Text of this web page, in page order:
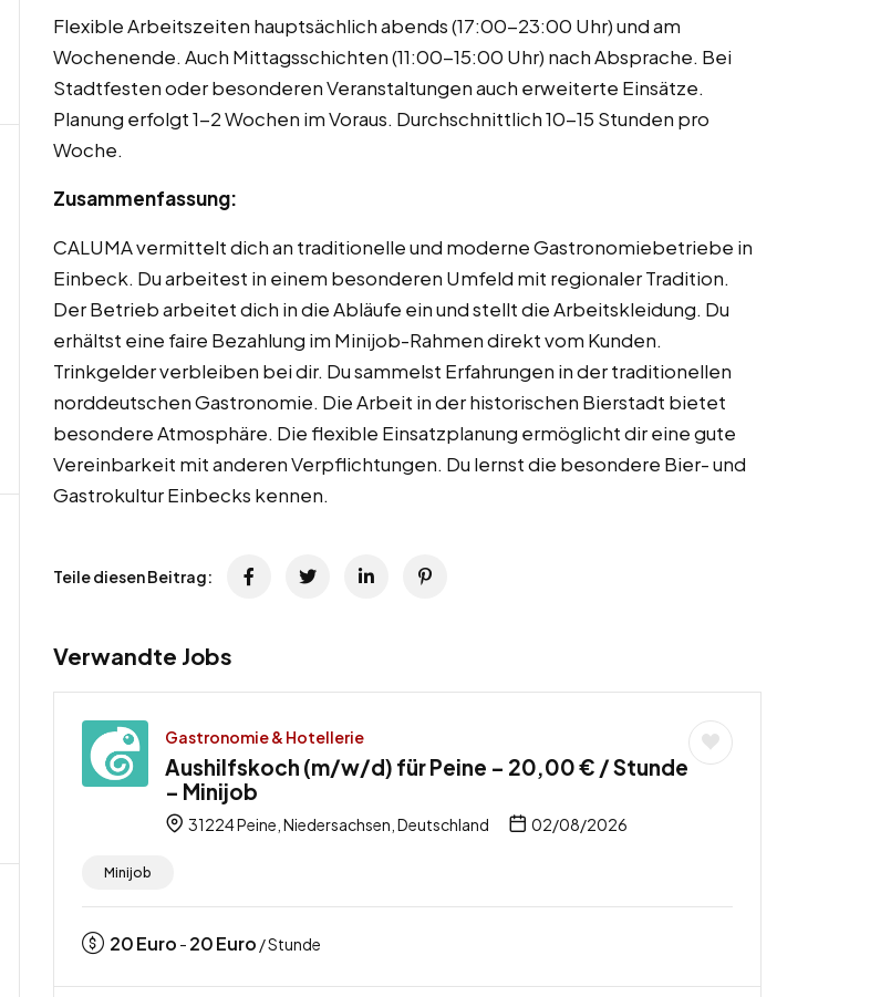
Flexible Arbeitszeiten hauptsächlich abends (17:00-23:00 Uhr) und am
Wochenende. Auch Mittagsschichten (11:00-15:00 Uhr) nach Absprache. Bei
Stadtfesten oder besonderen Veranstaltungen auch erweiterte Einsätze.
Planung erfolgt 1-2 Wochen im Voraus. Durchschnittlich 10-15 Stunden pro
Woche.
Zusammenfassung:
CALUMA vermittelt dich an traditionelle und moderne Gastronomiebetriebe in
Einbeck. Du arbeitest in einem besonderen Umfeld mit regionaler Tradition.
Der Betrieb arbeitet dich in die Abläufe ein und stellt die Arbeitskleidung. Du
erhältst eine faire Bezahlung im Minijob-Rahmen direkt vom Kunden.
Trinkgelder verbleiben bei dir. Du sammelst Erfahrungen in der traditionellen
norddeutschen Gastronomie. Die Arbeit in der historischen Bierstadt bietet
besondere Atmosphäre. Die flexible Einsatzplanung ermöglicht dir eine gute
Vereinbarkeit mit anderen Verpflichtungen. Du lernst die besondere Bier- und
Gastrokultur Einbecks kennen.
Teile diesen Beitrag:
Verwandte Jobs
Gastronomie & Hotellerie
Aushilfskoch (m/w/d) für Peine – 20,00 € / Stunde
– Minijob
31224 Peine, Niedersachsen, Deutschland 02/08/2026
Minijob
20Euro - 20Euro / Stunde